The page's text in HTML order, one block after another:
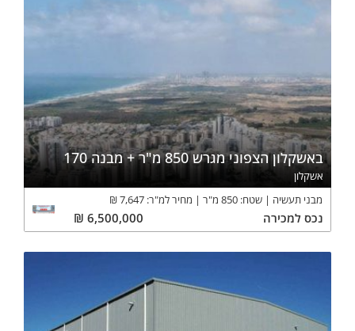
באשקלון הצפוני מגרש 850 מ"ר + מבנה 170
אשקלון
מבני תעשיה
שטח: 850 מ"ר מחיר למ"ר: 7,647
₪
נכס למכירה 6,500,000
₪